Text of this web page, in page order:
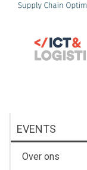
EVENTS
Over ons